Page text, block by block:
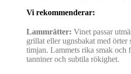
Vi rekommenderar:
Lammrätter:Vinet passar
grillat eller ugnsbakat med örter
timjan. Lammets rika smak och
tanniner och subtila rökighet.